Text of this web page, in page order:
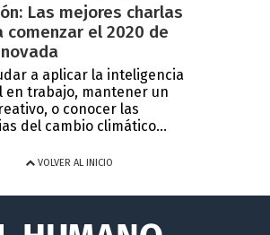
Las mejores charlas
comenzar el 2020 de
a aplicar la inteligencia
en trabajo, mantener un
o conocer las
del cambio climático...
VOLVER AL INICIO